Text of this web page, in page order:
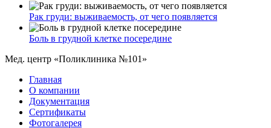
Рак груди: выживаемость, от чего появляется
Боль в грудной клетке посередине
Мед. центр «Поликлиника №101»
Главная
О компании
Документация
Сертификаты
Фотогалерея